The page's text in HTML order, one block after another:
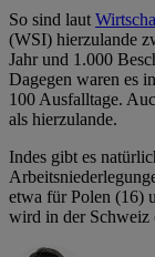
So sind laut
(WSI) hierzulande
Jahr und 1.000
Dagegen waren es
100 Ausfalltage.
als hierzulande.
Indes gibt es
etwa für Polen (16)
wird in der Schweiz